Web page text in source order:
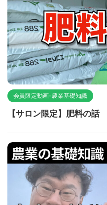
会員限定動画-農業基礎知識
【サロン限定】肥料の話